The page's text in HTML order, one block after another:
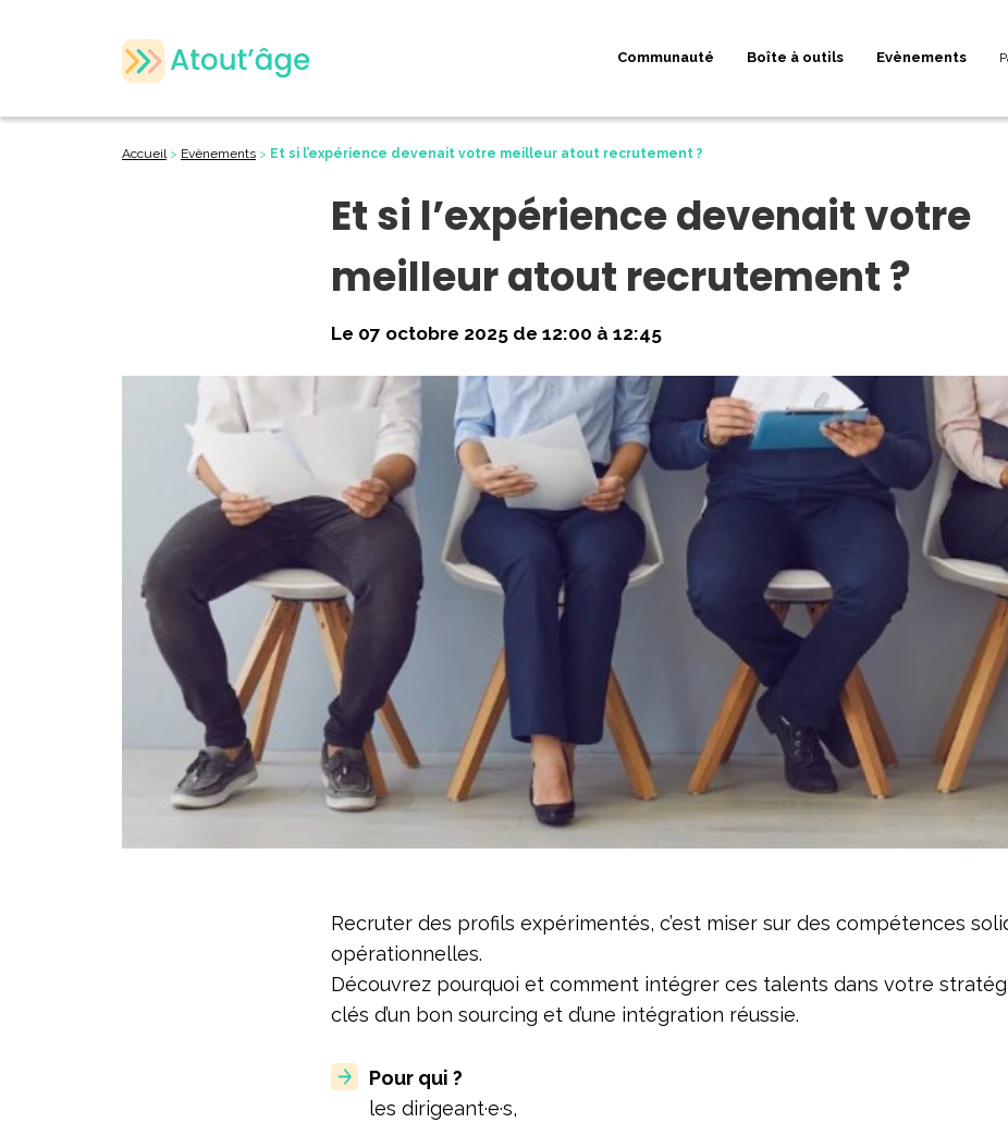
Communauté Boîte à outils Evènements
Accueil> Evènements > Et si l’expérience devenait votre meilleur atout recrutement ?
Et si l’expérience devenait votre
meilleur atout recrutement ?
Le 07 octobre 2025 de 12:00 à 12:45
Recruter des profils expérimentés, c’est miser sur des compétences
opérationnelles.
Découvrez pourquoi et comment intégrer ces talents dans votre
clés d’un bon sourcing et d’une intégration réussie.
Pour qui ?
les dirigeant·e·s,